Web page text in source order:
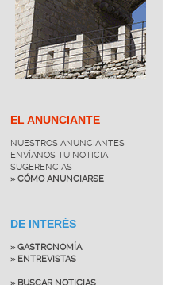
EL ANUNCIANTE
NUESTROS ANUNCIANTES
ENVÍANOS TU NOTICIA
SUGERENCIAS
» CÓMO ANUNCIARSE
DE INTERÉS
» GASTRONOMÍA
» ENTREVISTAS
» BUSCAR NOTICIAS